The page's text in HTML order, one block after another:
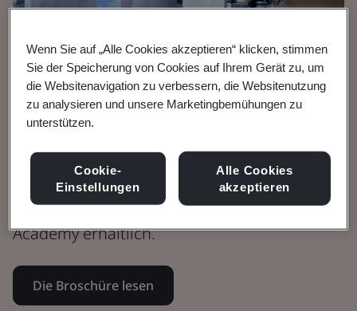
Broschüre
Gesundheitswesen
Gesundheitswesen und
Medizinprodukte
Kurse und Qualifikationen sind bei der BSI
Academy erhältlich.
Die Broschüre lesen
Wenn Sie auf „Alle Cookies akzeptieren“ klicken, stimmen
Sie der Speicherung von Cookies auf Ihrem Gerät zu, um
die Websitenavigation zu verbessern, die Websitenutzung
zu analysieren und unsere Marketingbemühungen zu
unterstützen.
Cookie-
Einstellungen
Alle Cookies
akzeptieren